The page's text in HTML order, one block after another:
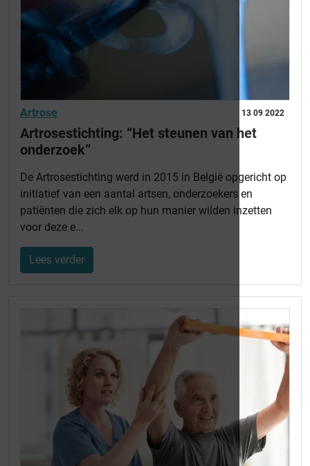
13 09 2022
Artrose
Artrosestichting: “Het steunen van het
onderzoek”
De Artrosestichting werd in 2015 in België opgericht op
initiatief van een aantal artsen, onderzoekers en
patiënten die zich elk op hun manier wilden inzetten
voor deze e...
Lees verder